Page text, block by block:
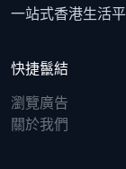
一站式香港生活
快捷鬣結
瀏覽廣告
關於我們